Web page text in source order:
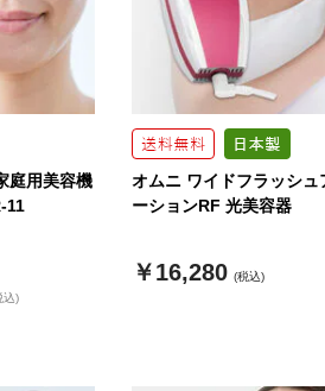
庭用美容機
11
込)
オムニ ワイドフラッシュ
ーションRF 光美容器
￥16,280 (税込)